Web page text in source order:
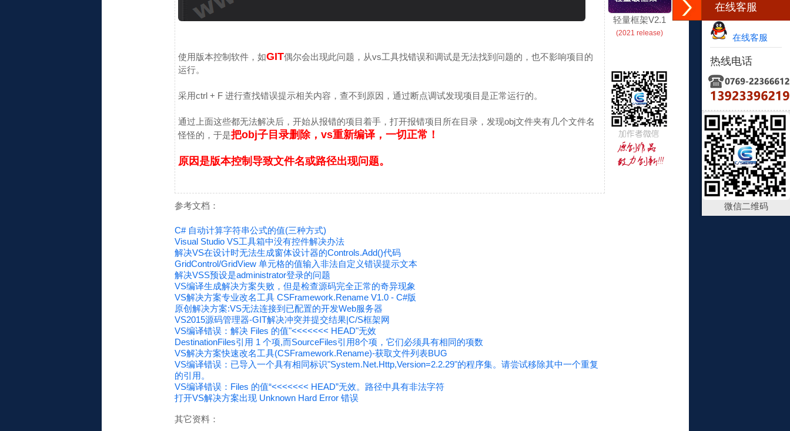
在线客服
在线客服
热线电话
微信二维码
使用版本控制软件，如GIT偶尔会出现此问题，从vs工具找错误和调试是无法找到问题的，也不影响项目的
运行。
采用ctrl + F 进行查找错误提示相关内容，查不到原因，通过断点调试发现项目是正常运行的。
通过上面这些都无法解决后，开始从报错的项目着手，打开报错项目所在目录，发现obj文件夹有几个文件名
怪怪的，于是把obj子目录删除，vs重新编译，一切正常！
原因是版本控制导致文件名或路径出现问题。
参考文档：
C# 自动计算字符串公式的值(三种方式)
Visual Studio VS工具箱中没有控件解决办法
解决VS在设计时无法生成窗体设计器的Controls.Add()代码
GridControl/GridView 单元格的值输入非法自定义错误提示文本
解决VSS预设是administrator登录的问题
VS编译生成解决方案失败，但是检查源码完全正常的奇异现象
VS解决方案专业改名工具 CSFramework.Rename V1.0 - C#版
原创解决方案:VS无法连接到已配置的开发Web服务器
VS2015源码管理器-GIT解决冲突并提交结果|C/S框架网
VS编译错误：解决 Files 的值"<<<<<<< HEAD"无效
DestinationFiles引用 1 个项,而SourceFiles引用8个项，它们必须具有相同的项数
VS解决方案快速改名工具(CSFramework.Rename)-获取文件列表BUG
VS编译错误：已导入一个具有相同标识"System.Net.Http,Version=2.2.29"的程序集。请尝试移除其中一个重复
的引用。
VS编译错误：Files 的值“<<<<<<< HEAD”无效。路径中具有非法字符
打开VS解决方案出现 Unknown Hard Error 错误
其它资料：
轻量框架V2.1
(2021 release)